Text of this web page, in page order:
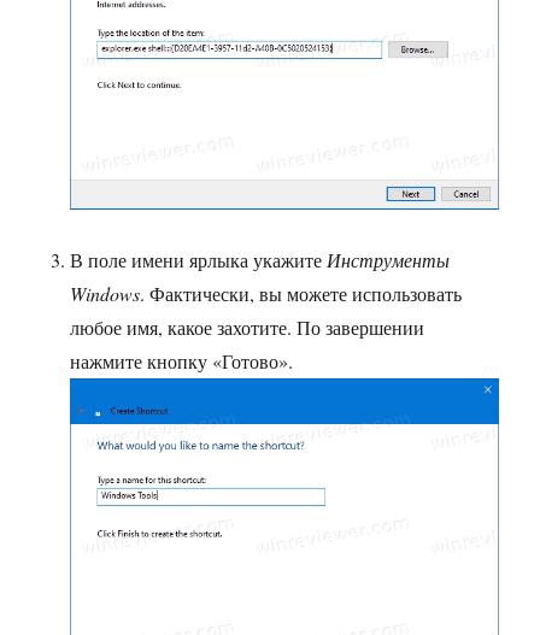
В поле имени ярлыка укажитеИнструменты
Windows. Фактически, вы можете использовать
любое имя, какое захотите. По завершении
нажмите кнопку «Готово».